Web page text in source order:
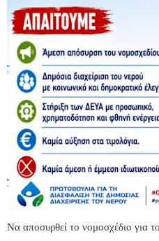
Να αποσυρθεί το νομοσχέδιο για